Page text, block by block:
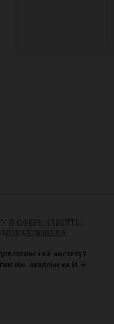
В СФЕРЕ ЗАЩИТЫ
ЧЕЛОВЕКА
институт
им. академика И.Н.